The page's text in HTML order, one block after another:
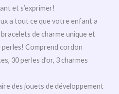
et s’exprimer!
a tout ce que votre enfant a
de charme unique et
perles! Comprend cordon
30 perles d’or, 3 charmes
des jouets de développement